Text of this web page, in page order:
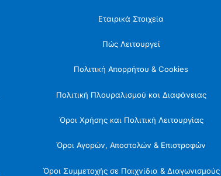
Εταιρικά Στοιχεία
Πώς Λειτουργεί
Πολιτική Απορρήτου & Cookies
Πολιτική Πλουραλισμού και Διαφάνειας
Όροι Χρήσης και Πολιτική Λειτουργίας
Όροι Αγορών, Αποστολών & Επιστροφών
Όροι Συμμετοχής σε Παιχνίδια & Διαγωνισμούς